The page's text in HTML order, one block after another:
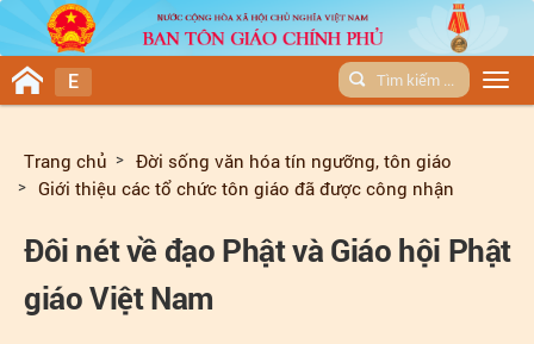
E
Trang chủ
Đời sống văn hóa tín ngưỡng, tôn giáo
Giới thiệu các tổ chức tôn giáo đã được công nhận
Đôi nét về đạo Phật và Giáo hội Phật
giáo Việt Nam